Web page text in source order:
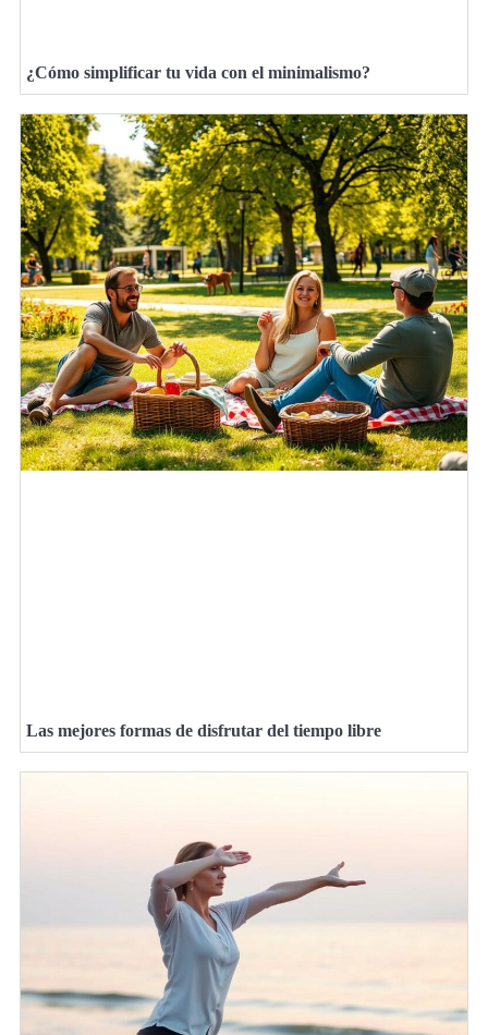
¿Cómo simplificar tu vida con el minimalismo?
Las mejores formas de disfrutar del tiempo libre